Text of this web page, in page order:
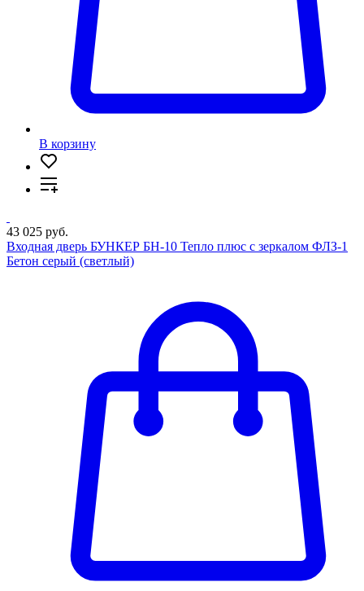
В корзину
43 025 руб.
Входная дверь БУНКЕР БН-10 Тепло плюс с зеркалом ФЛЗ-1
Бетон серый (светлый)